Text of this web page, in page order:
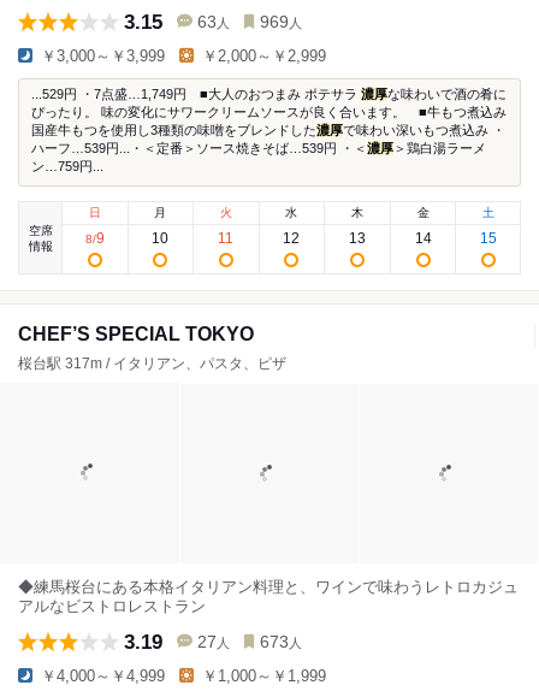
3.15 63 人 969 人
￥3,000～￥3,999 ￥2,000～￥2,999
...529円 ・7点盛…1,749円 ■大人のおつまみ ポテサラ 濃厚な味わいで酒の肴に
ぴったり。 味の変化にサワークリームソースが良く合います。 ■牛もつ煮込み
国産牛もつを使用し3種類の味噌をブレンドした濃厚で味わい深いもつ煮込み ・
ハーフ…539円...・＜定番＞ソース焼きそば…539円 ・＜濃厚＞鶏白湯ラーメ
ン…759円...
空席
情報
日
8/9
月
10
火
11
水
12
木
13
金
14
土
15
CHEF’S SPECIAL TOKYO
桜台駅 317m / イタリアン、パスタ、ピザ
◆練馬桜台にある本格イタリアン料理と、ワインで味わうレトロカジュ
アルなビストロレストラン
3.19 27 人 673 人
￥4,000～￥4,999 ￥1,000～￥1,999